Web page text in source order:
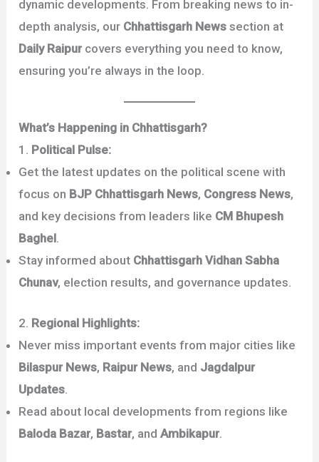
dynamic developments. From breaking news to in-
depth analysis, our Chhattisgarh News section at
Daily Raipurcovers everything you need to know,
ensuring you’re always in the loop.
What’s Happening in Chhattisgarh?
1. Political Pulse:
Get the latest updates on the political scene with
focus on BJP Chhattisgarh News, Congress News,
and key decisions from leaders like CM Bhupesh
Baghel.
Stay informed about Chhattisgarh Vidhan Sabha
Chunav, election results, and governance updates.
2. Regional Highlights:
Never miss important events from major cities like
Bilaspur News, Raipur News, and Jagdalpur
Updates.
Read about local developments from regions like
Baloda Bazar, Bastar, andAmbikapur.